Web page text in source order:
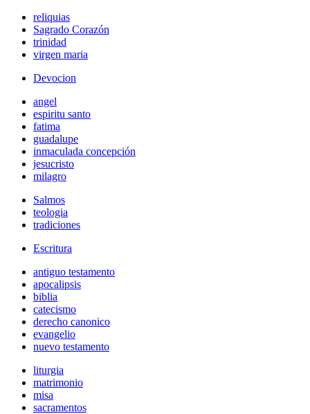
reliquias
Sagrado Corazón
trinidad
virgen maria
Devocion
angel
espiritu santo
fatima
guadalupe
inmaculada concepción
jesucristo
milagro
Salmos
teologia
tradiciones
Escritura
antiguo testamento
apocalipsis
biblia
catecismo
derecho canonico
evangelio
nuevo testamento
liturgia
matrimonio
misa
sacramentos